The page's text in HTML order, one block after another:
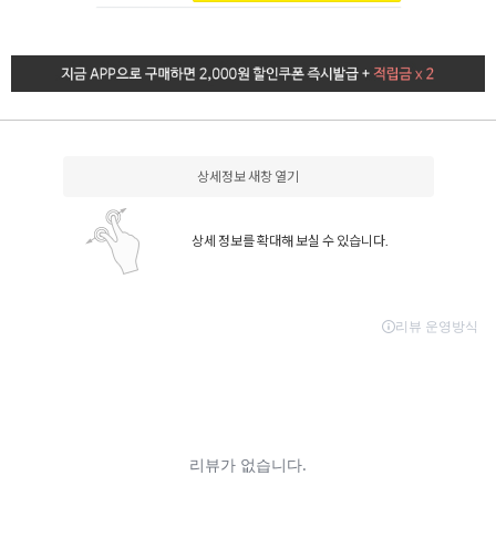
상세정보 새창 열기
상세 정보를 확대해 보실 수 있습니다.